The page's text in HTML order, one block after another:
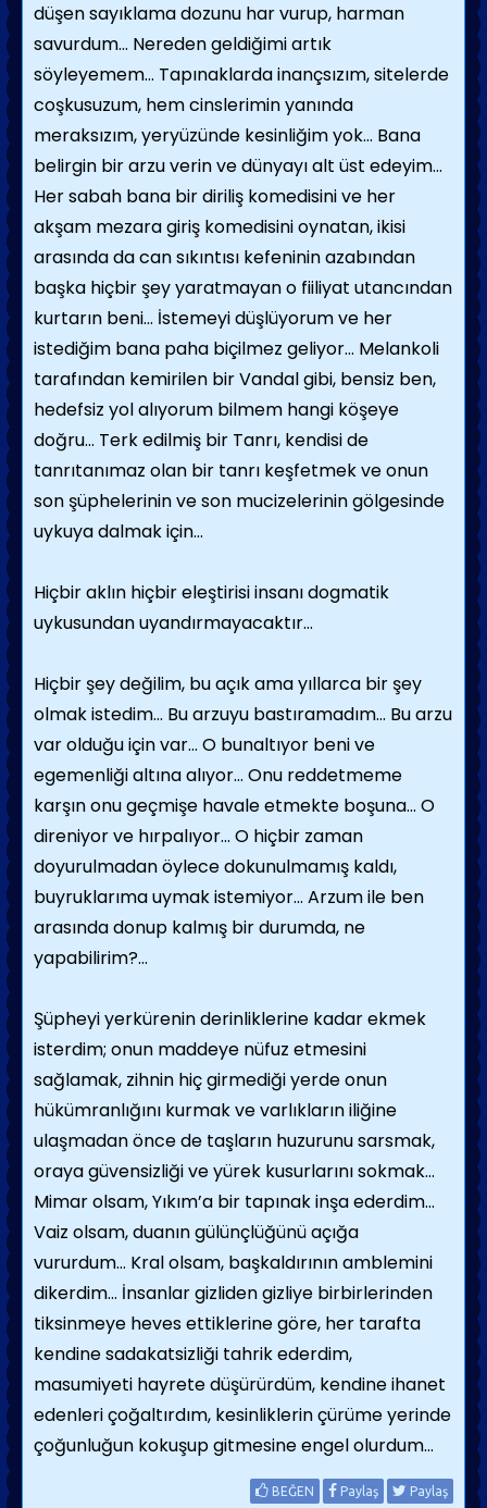
düşen sayıklama dozunu har vurup, harman
savurdum… Nereden geldiğimi artık
söyleyemem… Tapınaklarda inançsızım, sitelerde
coşkusuzum, hem cinslerimin yanında
meraksızım, yeryüzünde kesinliğim yok… Bana
belirgin bir arzu verin ve dünyayı alt üst edeyim…
Her sabah bana bir diriliş komedisini ve her
akşam mezara giriş komedisini oynatan, ikisi
arasında da can sıkıntısı kefeninin azabından
başka hiçbir şey yaratmayan o fiiliyat utancından
kurtarın beni… İstemeyi düşlüyorum ve her
istediğim bana paha biçilmez geliyor… Melankoli
tarafından kemirilen bir Vandal gibi, bensiz ben,
hedefsiz yol alıyorum bilmem hangi köşeye
doğru… Terk edilmiş bir Tanrı, kendisi de
tanrıtanımaz olan bir tanrı keşfetmek ve onun
son şüphelerinin ve son mucizelerinin gölgesinde
uykuya dalmak için…
Hiçbir aklın hiçbir eleştirisi insanı dogmatik
uykusundan uyandırmayacaktır…
Hiçbir şey değilim, bu açık ama yıllarca bir şey
olmak istedim… Bu arzuyu bastıramadım… Bu arzu
var olduğu için var… O bunaltıyor beni ve
egemenliği altına alıyor… Onu reddetmeme
karşın onu geçmişe havale etmekte boşuna… O
direniyor ve hırpalıyor… O hiçbir zaman
doyurulmadan öylece dokunulmamış kaldı,
buyruklarıma uymak istemiyor… Arzum ile ben
arasında donup kalmış bir durumda, ne
yapabilirim?...
Şüpheyi yerkürenin derinliklerine kadar ekmek
isterdim; onun maddeye nüfuz etmesini
sağlamak, zihnin hiç girmediği yerde onun
hükümranlığını kurmak ve varlıkların iliğine
ulaşmadan önce de taşların huzurunu sarsmak,
oraya güvensizliği ve yürek kusurlarını sokmak…
Mimar olsam, Yıkım’a bir tapınak inşa ederdim…
Vaiz olsam, duanın gülünçlüğünü açığa
vururdum… Kral olsam, başkaldırının amblemini
dikerdim… İnsanlar gizliden gizliye birbirlerinden
tiksinmeye heves ettiklerine göre, her tarafta
kendine sadakatsizliği tahrik ederdim,
masumiyeti hayrete düşürürdüm, kendine ihanet
edenleri çoğaltırdım, kesinliklerin çürüme yerinde
çoğunluğun kokuşup gitmesine engel olurdum…
BEĞEN Paylaş Paylaş